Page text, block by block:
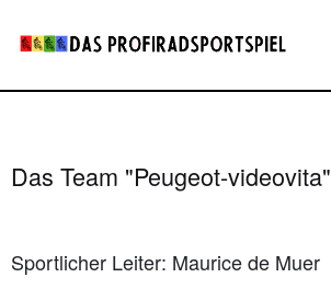
Das Team "Peugeot-videovita"
Sportlicher Leiter: Maurice de Muer